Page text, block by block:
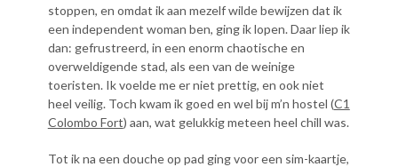
stoppen, en omdat ik aan mezelf wilde bewijzen dat ik
een independent woman ben, ging ik lopen. Daar liep ik
dan: gefrustreerd, in een enorm chaotische en
overweldigende stad, als een van de weinige
toeristen. Ik voelde me er niet prettig, en ook niet
heel veilig. Toch kwam ik goed en wel bij m’n hostel (C1
Colombo Fort) aan, wat gelukkig meteen heel chill was.
Tot ik na een douche op pad ging voor een sim-kaartje,